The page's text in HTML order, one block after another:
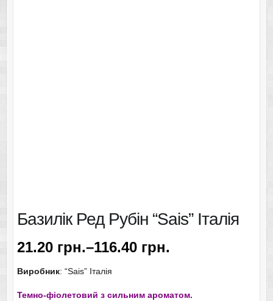
Базилік Ред Рубін “Sais” Італія
21.20 грн.–116.40 грн.
Виробник: “Sais” Італія
Темно-фіолетовий з сильним ароматом.